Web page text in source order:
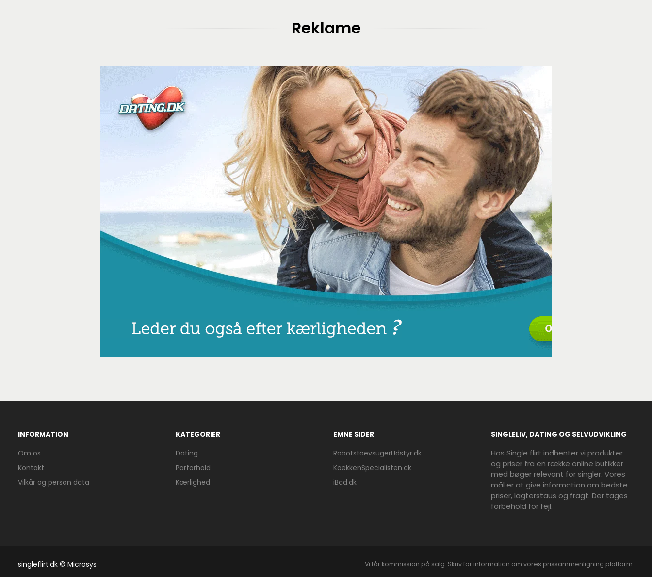
Reklame
INFORMATION
Om os
Kontakt
Vilkår og person data
KATEGORIER
Dating
Parforhold
Kærlighed
EMNE SIDER
RobotstoevsugerUdstyr.dk
KoekkenSpecialisten.dk
iBad.dk
SINGLELIV, DATING OG SELVUDVIKLING
Hos Single flirt indhenter vi produkter
og priser fra en række online butikker
med bøger relevant for singler. Vores
mål er at give information om bedste
priser, lagterstaus og fragt. Der tages
forbehold for fejl.
singleflirt.dk © Microsys Vi får kommission på salg. Skriv for information om vores prissammenligning platform.